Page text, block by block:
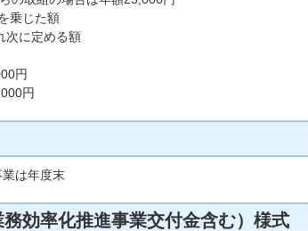
乗じた額
次に定める額
円
円
は年度末
効率化推進事業交付金含む）様式